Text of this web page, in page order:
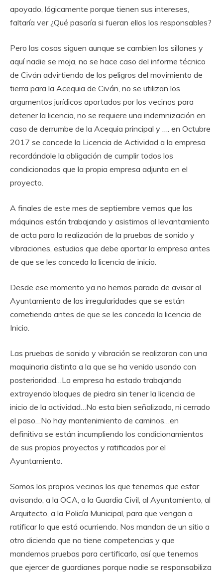
apoyado, lógicamente porque tienen sus intereses,
faltaría ver ¿Qué pasaría si fueran ellos los responsables?
Pero las cosas siguen aunque se cambien los sillones y
aquí nadie se moja, no se hace caso del informe técnico
de Civán advirtiendo de los peligros del movimiento de
tierra para la Acequia de Civán, no se utilizan los
argumentos jurídicos aportados por los vecinos para
detener la licencia, no se requiere una indemnización en
caso de derrumbe de la Acequia principal y …. en Octubre
2017 se concede la Licencia de Actividad a la empresa
recordándole la obligación de cumplir todos los
condicionados que la propia empresa adjunta en el
proyecto.
A finales de este mes de septiembre vemos que las
máquinas están trabajando y asistimos al levantamiento
de acta para la realización de la pruebas de sonido y
vibraciones, estudios que debe aportar la empresa antes
de que se les conceda la licencia de inicio.
Desde ese momento ya no hemos parado de avisar al
Ayuntamiento de las irregularidades que se están
cometiendo antes de que se les conceda la licencia de
Inicio.
Las pruebas de sonido y vibración se realizaron con una
maquinaria distinta a la que se ha venido usando con
posterioridad…La empresa ha estado trabajando
extrayendo bloques de piedra sin tener la licencia de
inicio de la actividad…No esta bien señalizado, ni cerrado
el paso…No hay mantenimiento de caminos…en
definitiva se están incumpliendo los condicionamientos
de sus propios proyectos y ratificados por el
Ayuntamiento.
Somos los propios vecinos los que tenemos que estar
avisando, a la OCA, a la Guardia Civil, al Ayuntamiento, al
Arquitecto, a la Policía Municipal, para que vengan a
ratificar lo que está ocurriendo. Nos mandan de un sitio a
otro diciendo que no tiene competencias y que
mandemos pruebas para certificarlo, así que tenemos
que ejercer de guardianes porque nadie se responsabiliza